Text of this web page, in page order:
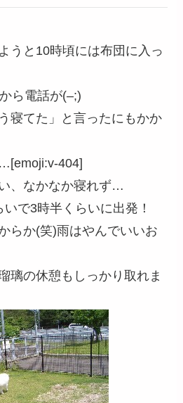
うと10時頃には布団に入っ
ら電話が(–;)
寝てた」と言ったにもかか
404]
、なかなか寝れず…
で3時半くらいに出発！
らか(笑)雨はやんでいいお
璃の休憩もしっかり取れま